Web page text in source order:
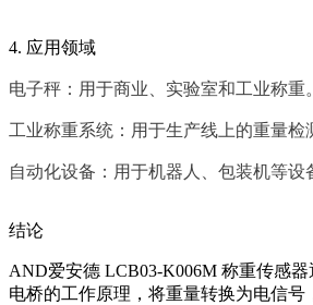
4. 应用领域
电子秤：用于商业、实验室和工业称重。
工业称重系统：用于生产线上的重量检
自动化设备：用于机器人、包装机等设
结论
AND爱安德 LCB03-K006M 称重传感
电桥的工作原理，将重量转换为电信号